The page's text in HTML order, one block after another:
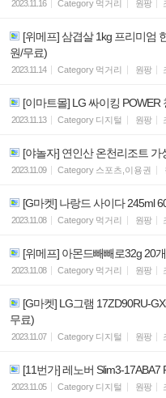
2023.11.16 Category 먹거리 원팡
[위메프] 삼겹살 1kg 프리미엄
원/무료)
2023.11.14 Category 먹거리 원팡
[이마트몰] LG 싸이킹 POWER
2023.11.13 Category 디지털 원팡
[야놀자] 연인산 온천리조트
2023.11.09 Category 스포츠,이용권
[G마켓] 나랑드 사이다 245ml
2023.11.08 Category 먹거리 원팡
[위메프] 아몬드빼빼로32g 20
2023.11.08
Category 먹거리 원팡
[G마켓] LG그램 17ZD90RU-
무료)
2023.11.07 Category 디지털 원팡
[11번가] 레노버 Slim3-
2023.11.05 Category 디지털 원팡